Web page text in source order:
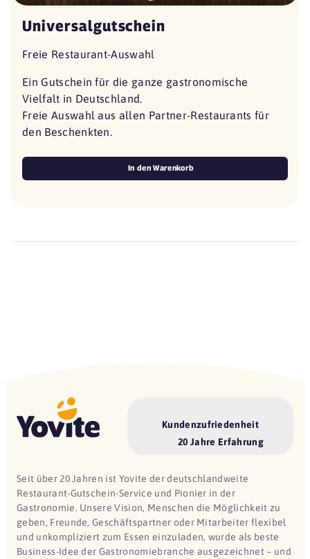
Universalgutschein
Freie Restaurant-Auswahl
Ein Gutschein für die ganze gastronomische
Vielfalt in Deutschland.
Freie Auswahl aus allen Partner-Restaurants für
den Beschenkten.
In den Warenkorb
Kundenzufriedenheit
20 Jahre Erfahrung
Seit über 20 Jahren ist Yovite der deutschlandweite
Restaurant-Gutschein-Service und Pionier in der
Gastronomie. Unsere Vision, Menschen die Möglichkeit zu
geben, Freunde, Geschäftspartner oder Mitarbeiter flexibel
und unkompliziert zum Essen einzuladen, wurde als beste
Business-Idee der Gastronomiebranche ausgezeichnet – und